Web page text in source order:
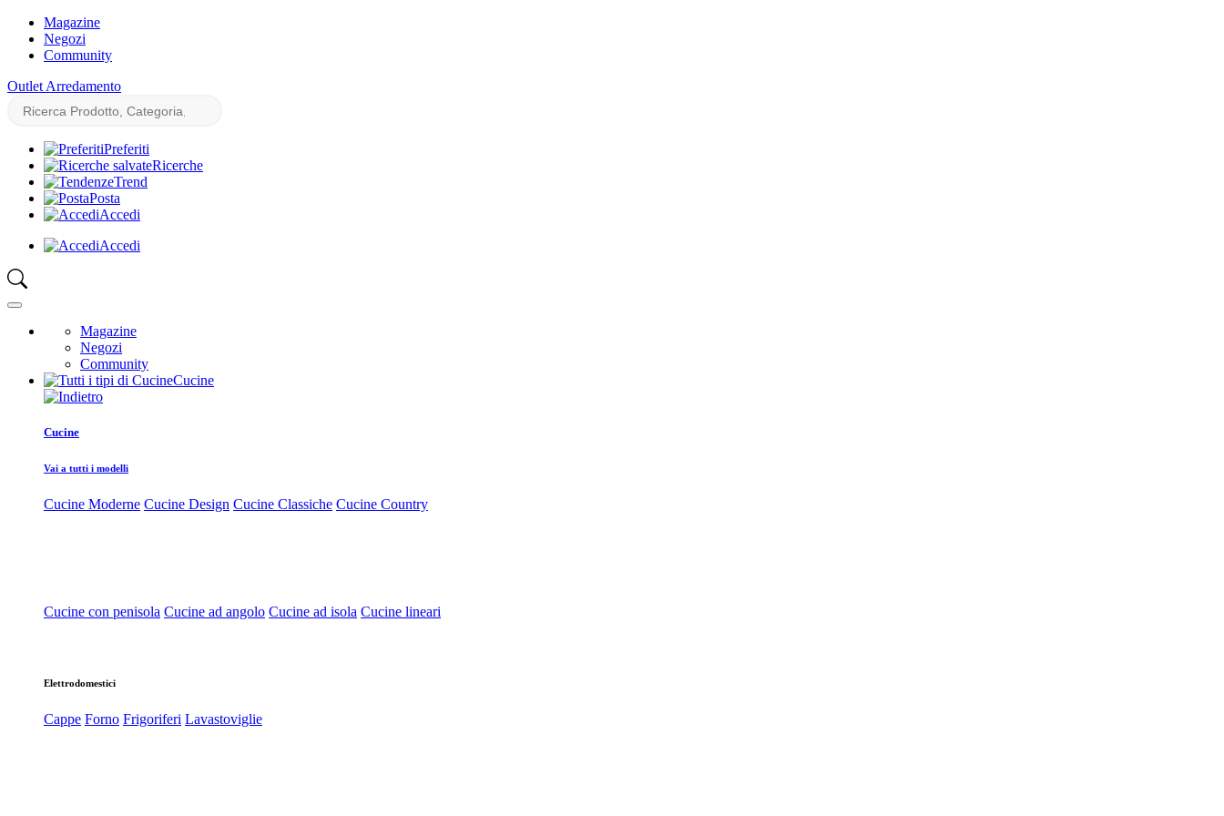
Magazine
Negozi
Community
Outlet Arredamento
Preferiti
Ricerche
Trend
Posta
Accedi
Accedi
Magazine
Negozi
Community
Cucine
Cucine
Vai a tutti i modelli
Cucine Moderne Cucine Design Cucine Classiche Cucine Country
Cucine con penisola Cucine ad angolo Cucine ad isola Cucine lineari
Elettrodomestici
Cappe Forno Frigoriferi Lavastoviglie